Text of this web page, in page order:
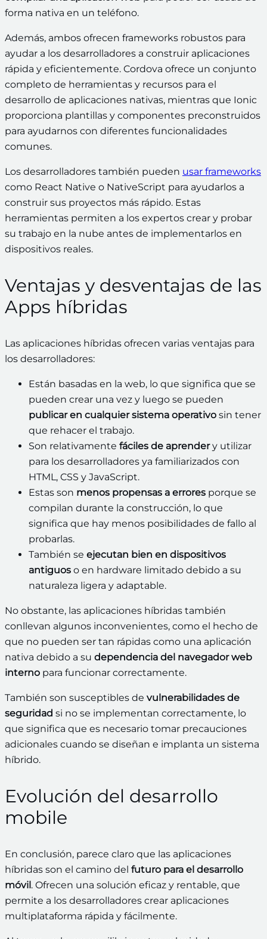
forma nativa en un teléfono.
Además, ambos ofrecen frameworks robustos para
ayudar a los desarrolladores a construir aplicaciones
rápida y eficientemente. Cordova ofrece un conjunto
completo de herramientas y recursos para el
desarrollo de aplicaciones nativas, mientras que Ionic
proporciona plantillas y componentes preconstruidos
para ayudarnos con diferentes funcionalidades
comunes.
Los desarrolladores también pueden usar frameworks
como React Native o NativeScript para ayudarlos a
construir sus proyectos más rápido. Estas
herramientas permiten a los expertos crear y probar
su trabajo en la nube antes de implementarlos en
dispositivos reales.
Ventajas y desventajas de las
Apps híbridas
Las aplicaciones híbridas ofrecen varias ventajas para
los desarrolladores:
Están basadas en la web, lo que significa que se
pueden crear una vez y luego se pueden
publicar en cualquier sistema operativo sin tener
que rehacer el trabajo.
Son relativamente fáciles de aprendery utilizar
para los desarrolladores ya familiarizados con
HTML, CSS y JavaScript.
Estas son menos propensas a errores porque se
compilan durante la construcción, lo que
significa que hay menos posibilidades de fallo al
probarlas.
También se ejecutan bien en dispositivos
antiguos o en hardware limitado debido a su
naturaleza ligera y adaptable.
No obstante, las aplicaciones híbridas también
conllevan algunos inconvenientes, como el hecho de
que no pueden ser tan rápidas como una aplicación
nativa debido a su dependencia del navegador web
interno para funcionar correctamente.
También son susceptibles de vulnerabilidades de
seguridad si no se implementan correctamente, lo
que significa que es necesario tomar precauciones
adicionales cuando se diseñan e implanta un sistema
híbrido.
Evolución del desarrollo
mobile
En conclusión, parece claro que las aplicaciones
híbridas son el camino del futuro para el desarrollo
móvil. Ofrecen una solución eficaz y rentable, que
permite a los desarrolladores crear aplicaciones
multiplataforma rápida y fácilmente.